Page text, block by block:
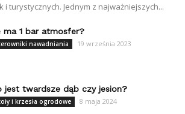
i turystycznych. Jednym z najważniejszych...
ma 1 bar atmosfer?
nawadniania 19 września 2023
jest twardsze dąb czy jesion?
i krzesła ogrodowe 8 maja 2024